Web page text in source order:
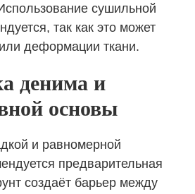
сушильной
так как это может
деформации ткани.
денима и
основы
и равномерной
предварительная
создаёт барьер между